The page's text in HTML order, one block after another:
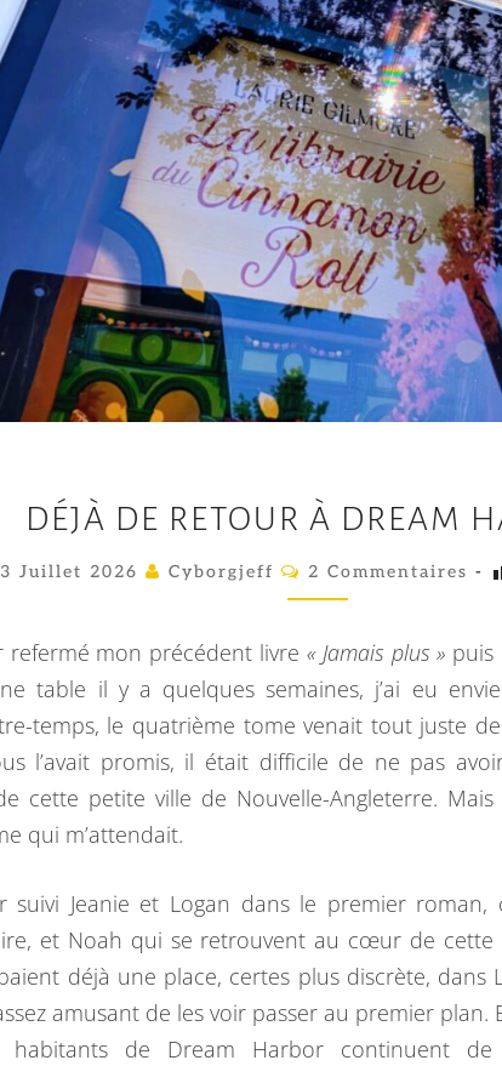
D
É
J
À
E
DÉJÀ DE RETOUR À DREAM
3 Juillet 2026 Cyborgjeff
C
M
N
T
A
I
E
2 Commentaires -
refermé mon précédent livre « Jamais plus » puis
table il y a quelques semaines, j’ai eu
temps, le quatrième tome venait tout juste
l’avait promis, il était difficile de ne pas
cette petite ville de Nouvelle-Angleterre.
qui m’attendait.
suivi Jeanie et Logan dans le premier roman,
et Noah qui se retrouvent au cœur de cette
déjà une place, certes plus discrète, dans
amusant de les voir passer au premier plan.
habitants de Dream Harbor continuent de